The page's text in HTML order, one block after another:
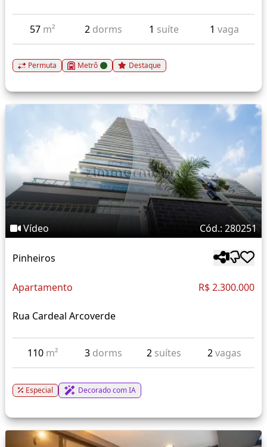
57 m² 2 dorms 1 suíte 1 vaga
Permuta Metrô Destaque
Vídeo Cód.: 280251
Pinheiros
Apartamento R$ 2.300.000
Rua Cardeal Arcoverde
110 m² 3 dorms 2 suítes 2vagas
Especial Decorado com IA